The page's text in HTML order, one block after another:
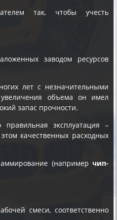
так, чтобы учесть
заводом ресурсов
лет с незначительными
увеличения объема он имел
запас прочности.
эксплуатация –
качественных расходных
(например чип-
смеси, соответственно